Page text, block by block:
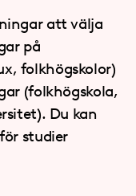
att välja
på
folkhögskolor)
(folkhögskola,
Du kan
studier